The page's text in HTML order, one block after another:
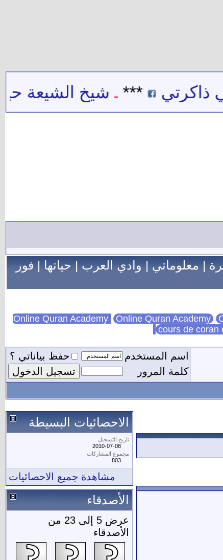
*** شيخ الشيعة حيدر
|معلوماتي|وادي العرب|حياتها|فور
Online Quran Academy
cours de coran
اسم المستخدم
حفظ بياناتي ؟
كلمة المرور
الاحصائيات البسيطة
تاريخ التسجيل
2010-07-08
مجموع المشاركات
803
مشاهدة جميع الاحصائيات
الأصدقاء
عرض 5 إلى 23 من
الأصدقاء